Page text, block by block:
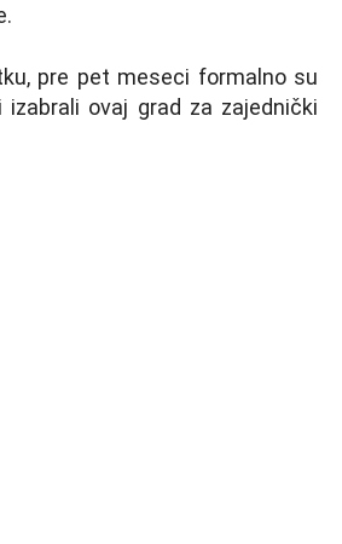
pre pet meseci formalno su
ovaj grad za zajednički